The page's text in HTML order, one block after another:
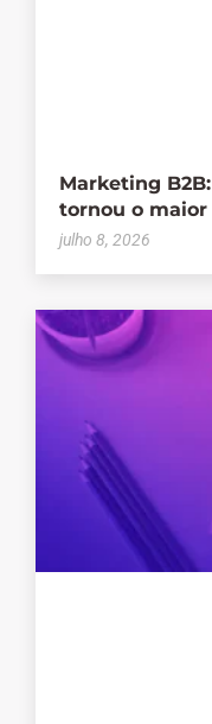
Marketing
tornou o
julho 8, 2026